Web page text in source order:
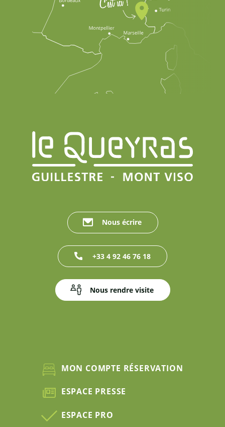
Nous écrire
+33 4 92 46 76 18
Nous rendre visite
MON COMPTE RÉSERVATION
ESPACE PRESSE
ESPACE PRO